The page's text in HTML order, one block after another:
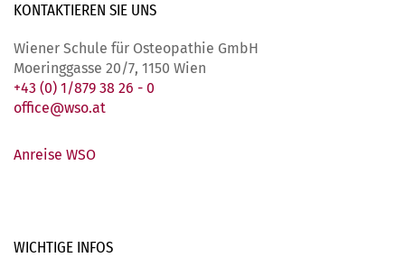
KONTAKTIEREN SIE UNS
Wiener Schule für Osteopathie GmbH
Moeringgasse 20/7, 1150 Wien
+43 (0) 1/879 38 26 - 0
office@wso.at
Anreise WSO
WICHTIGE INFOS